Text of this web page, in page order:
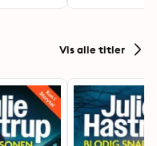
Vis alle titler